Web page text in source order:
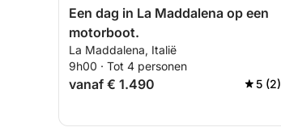
Een dag in La Maddalena op een
motorboot.
La Maddalena, Italië
9h00 · Tot 4 personen
vanaf € 1.490 5 (2)